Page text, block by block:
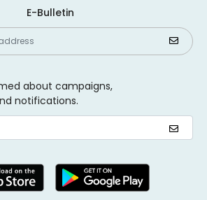
E-Bulletin
about campaigns,
notifications.